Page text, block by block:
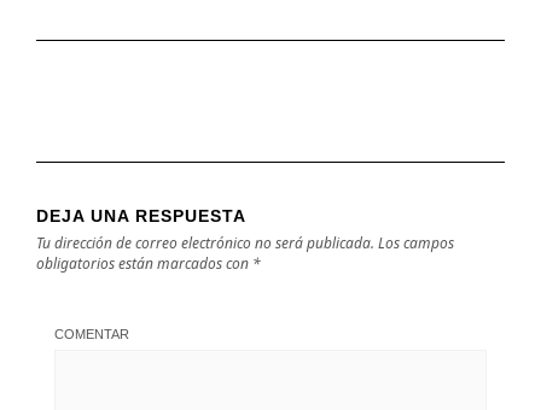
DEJA UNA RESPUESTA
Tu dirección de correo electrónico no será publicada. Los campos
obligatorios están marcados con *
COMENTAR